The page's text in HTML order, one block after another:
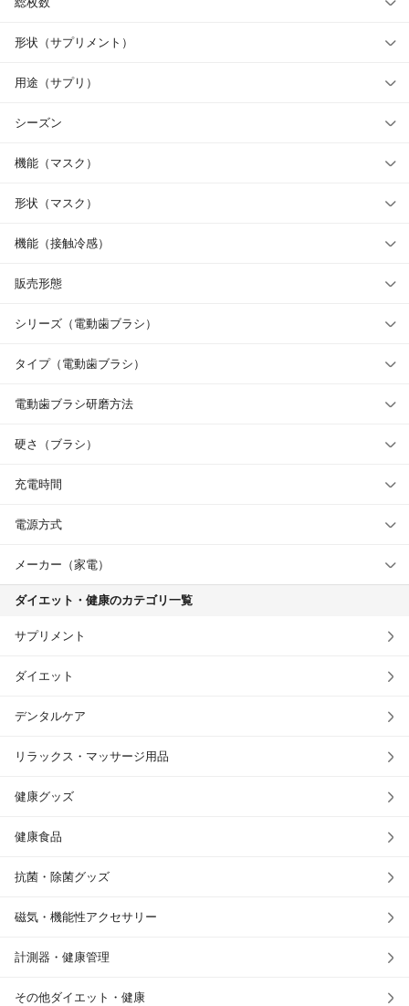
形状（サプリメント）
用途（サプリ）
シーズン
機能（マスク）
形状（マスク）
機能（接触冷感）
販売形態
シリーズ（電動歯ブラシ）
タイプ（電動歯ブラシ）
電動歯ブラシ研磨方法
硬さ（ブラシ）
充電時間
電源方式
メーカー（家電）
ダイエット・健康のカテゴリ一覧
サプリメント
ダイエット
デンタルケア
リラックス・マッサージ用品
健康グッズ
健康食品
抗菌・除菌グッズ
磁気・機能性アクセサリー
計測器・健康管理
その他ダイエット・健康